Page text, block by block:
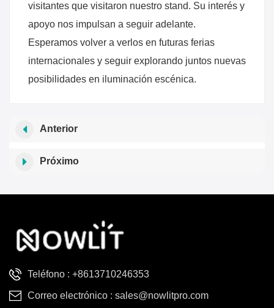
visitantes que visitaron nuestro stand. Su interés y
apoyo nos impulsan a seguir adelante.
Esperamos volver a verlos en futuras ferias
internacionales y seguir explorando juntos nuevas
posibilidades en iluminación escénica.
Anterior
Próximo
Teléfono :+8613710246353
Correo electrónico :sales@nowlitpro.com